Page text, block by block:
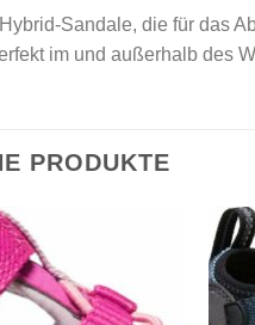
Sandale, die für das
im und außerhalb des
PRODUKTE
wishlist